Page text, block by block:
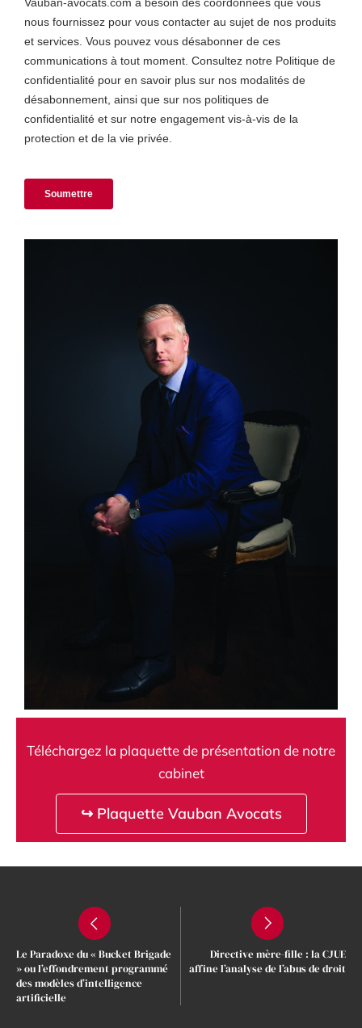
Téléchargez la plaquette de présentation de notre
cabinet
↪ Plaquette Vauban Avocats
Le Paradoxe du « Bucket Brigade
» ou l’effondrement programmé
des modèles d’intelligence
artificielle
Directive mère-fille : la CJUE
affine l’analyse de l’abus de droit